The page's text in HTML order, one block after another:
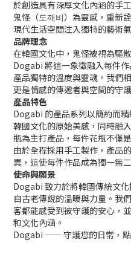
於創造具有深厚文化內涵的手
鬼怪（도깨비）為靈感，重新
現代生活空間注入獨特的藝術
品牌理念
在韓國文化中，鬼怪被視為驅
Dogabi 將這一象徵融入每件
產品獨特的溫度與靈魂。我們
更是情感的傳遞者與空間的守
產品特色
Dogabi 的產品系列以簡約而
韓國文化的原始美感，同時融
瓶為主打產品，每件花瓶不僅
由於全程採用手工製作，產品
異，這使每件作品成為獨一無
使命與願景
Dogabi 致力於將韓國傳統文
自古老傳說的溫暖與力量。我
客都能感受到被守護的安心，
和文化內涵。
Dogabi —— 守護您的日常，點